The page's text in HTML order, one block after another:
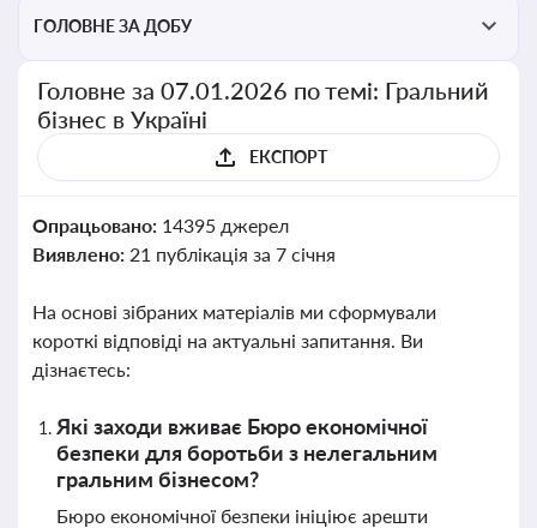
ГОЛОВНЕ ЗА ДОБУ
Головне за 07.01.2026 по темі: Гральний
бізнес в Україні
ЕКСПОРТ
Опрацьовано: 14395 джерел
Виявлено: 21 публікація за 7 січня
На основі зібраних матеріалів ми сформували
короткі відповіді на актуальні запитання. Ви
дізнаєтесь:
Які заходи вживає Бюро економічної
безпеки для боротьби з нелегальним
гральним бізнесом?
Бюро економічної безпеки ініціює арешти